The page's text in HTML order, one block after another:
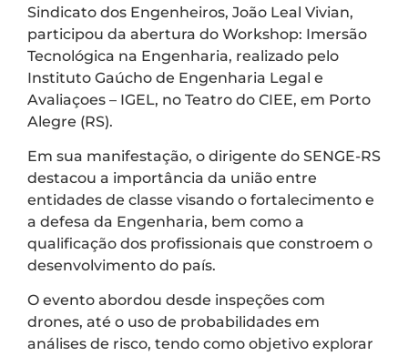
Sindicato dos Engenheiros, João Leal Vivian,
participou da abertura do Workshop: Imersão
Tecnológica na Engenharia, realizado pelo
Instituto Gaúcho de Engenharia Legal e
Avaliaçoes – IGEL, no Teatro do CIEE, em Porto
Alegre (RS).
Em sua manifestação, o dirigente do SENGE-RS
destacou a importância da união entre
entidades de classe visando o fortalecimento e
a defesa da Engenharia, bem como a
qualificação dos profissionais que constroem o
desenvolvimento do país.
O evento abordou desde inspeções com
drones, até o uso de probabilidades em
análises de risco, tendo como objetivo explorar